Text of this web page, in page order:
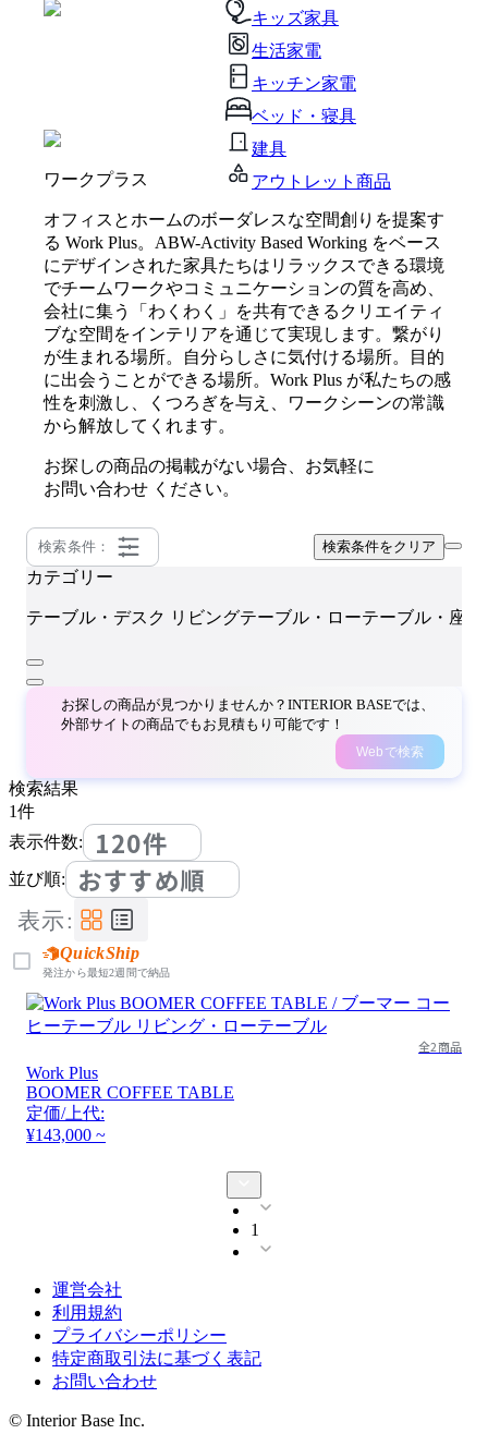
キッズ家具
生活家電
キッチン家電
ベッド・寝具
建具
アウトレット商品
ワークプラス
オフィスとホームのボーダレスな空間創りを提案す
る Work Plus。ABW-Activity Based Working をベース
にデザインされた家具たちはリラックスできる環境
でチームワークやコミュニケーションの質を高め、
会社に集う「わくわく」を共有できるクリエイティ
ブな空間をインテリアを通じて実現します。繋がり
が生まれる場所。自分らしさに気付ける場所。目的
に出会うことができる場所。Work Plus が私たちの感
性を刺激し、くつろぎを与え、ワークシーンの常識
から解放してくれます。
お探しの商品の掲載がない場合、お気軽に
お問い合わせ ください。
検索条件： 検索条件をクリア
カテゴリー
テーブル・デスク リビングテーブル・ローテーブル・座卓
お探しの商品が見つかりませんか？INTERIOR BASEでは、
外部サイトの商品でもお見積もり可能です！
Webで検索
検索結果
1件
表示件数:
120件
並び順: おすすめ順
表示:
QuickShip
発注から最短2週間で納品
全2商品
Work Plus
BOOMER COFFEE TABLE
定価/上代:
¥143,000 ~
1
運営会社
利用規約
プライバシーポリシー
特定商取引法に基づく表記
お問い合わせ
© Interior Base Inc.